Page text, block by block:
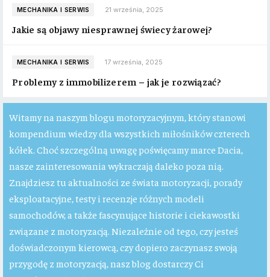
MECHANIKA I SERWIS 21 września, 2025
Jakie są objawy niesprawnej świecy żarowej?
MECHANIKA I SERWIS 17 września, 2025
Problemy z immobilizerem – jak je rozwiązać?
Witamy na naszym blogu motoryzacyjnym, który stanowi
kompendium wiedzy dla wszystkich miłośników czterech
kółek. Choć szczególną uwagę poświęcamy marce Dacia,
nasze zainteresowania wykraczają daleko poza nią.
Znajdziesz tu aktualności ze świata motoryzacji, porady
eksploatacyjne, testy i recenzje różnych modeli
samochodów, a także fascynujące historie i ciekawostki
związane z motoryzacją. Niezależnie od tego, czy jesteś
doświadczonym kierowcą, czy dopiero zaczynasz swoją
przygodę z motoryzacją, nasz blog dostarczy Ci